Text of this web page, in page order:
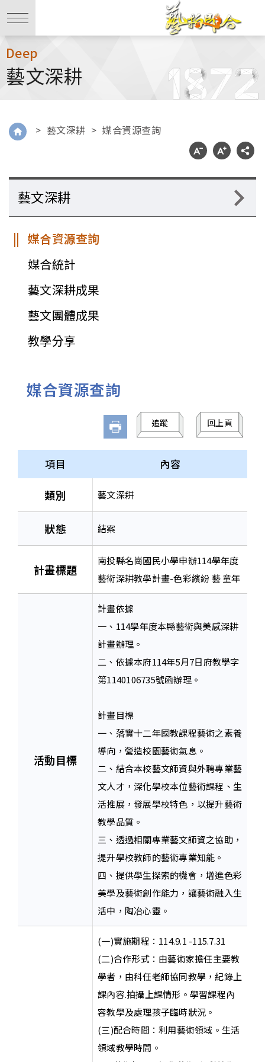
Deep
藝文深耕
> 藝文深耕 > 媒合資源查詢
藝文深耕
媒合資源查詢
媒合統計
藝文深耕成果
藝文團體成果
教學分享
媒合資源查詢
追蹤 回上頁
項目 內容
類別 藝文深耕
狀態 結案
計畫標題
南投縣名崗國民小學申辦114學年度
藝術深耕教學計畫-色彩繽紛 藝 童年
活動目標
計畫依據
一、114學年度本縣藝術與美感深耕
計畫辦理。
二、依據本府114年5月7日府教學字
第1140106735號函辦理。
計畫目標
一、落實十二年國教課程藝術之素養
導向，營造校園藝術氣息。
二、結合本校藝文師資與外聘專業藝
文人才，深化學校本位藝術課程、生
活推展，發展學校特色，以提升藝術
教學品質。
三、透過相關專業藝文師資之協助，
提升學校教師的藝術專業知能。
四、提供學生探索的機會，增進色彩
美學及藝術創作能力，讓藝術融入生
活中，陶冶心靈。
(一)實施期程：114.9.1 -115.7.31
(二)合作形式：由藝術家擔任主要教
學者，由科任老師協同教學，紀錄上
課內容.拍攝上課情形。學習課程內
容教學及處理孩子臨時狀況。
(三)配合時間：利用藝術領域。生活
領域教學時間。